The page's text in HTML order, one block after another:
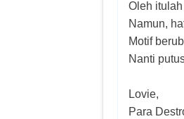
Oleh
Namun,
Motif
Nanti
Lovie,
Para